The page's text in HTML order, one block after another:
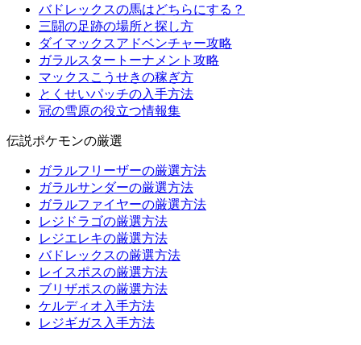
バドレックスの馬はどちらにする？
三闘の足跡の場所と探し方
ダイマックスアドベンチャー攻略
ガラルスタートーナメント攻略
マックスこうせきの稼ぎ方
とくせいパッチの入手方法
冠の雪原の役立つ情報集
伝説ポケモンの厳選
ガラルフリーザーの厳選方法
ガラルサンダーの厳選方法
ガラルファイヤーの厳選方法
レジドラゴの厳選方法
レジエレキの厳選方法
バドレックスの厳選方法
レイスポスの厳選方法
ブリザポスの厳選方法
ケルディオ入手方法
レジギガス入手方法